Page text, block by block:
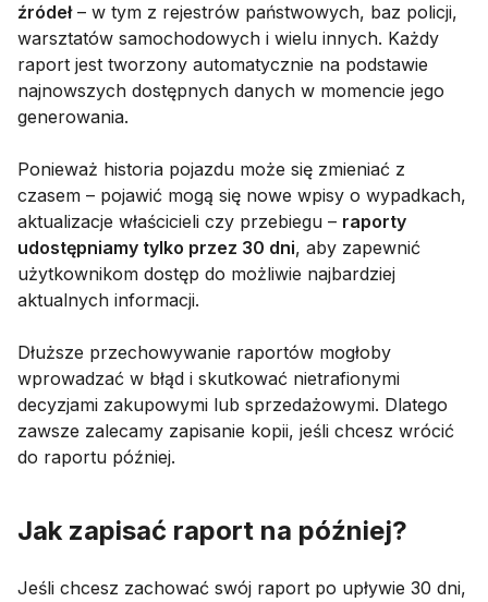
źródeł– w tym z rejestrów państwowych, baz policji,
warsztatów samochodowych i wielu innych. Każdy
raport jest tworzony automatycznie na podstawie
najnowszych dostępnych danych w momencie jego
generowania.
Ponieważ historia pojazdu może się zmieniać z
czasem – pojawić mogą się nowe wpisy o wypadkach,
aktualizacje właścicieli czy przebiegu – raporty
udostępniamy tylko przez 30 dni, aby zapewnić
użytkownikom dostęp do możliwie najbardziej
aktualnych informacji.
Dłuższe przechowywanie raportów mogłoby
wprowadzać w błąd i skutkować nietrafionymi
decyzjami zakupowymi lub sprzedażowymi. Dlatego
zawsze zalecamy zapisanie kopii, jeśli chcesz wrócić
do raportu później.
Jak zapisać raport na później?
Jeśli chcesz zachować swój raport po upływie 30 dni,